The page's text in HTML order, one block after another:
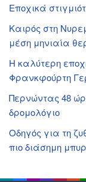
Εποχικά
Καιρός στη
μέση μηνιαία
Η καλύτερη
Φρανκφούρτη
Περνώντας 48
δρομολόγιο
Οδηγός για τη
πιο διάσημη